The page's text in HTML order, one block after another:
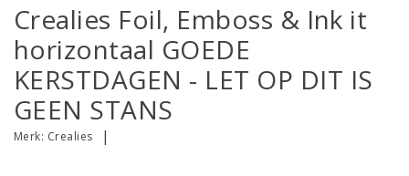
Crealies Foil, Emboss & Ink it
horizontaal GOEDE
KERSTDAGEN - LET OP DIT IS
GEEN STANS
Merk: Crealies |